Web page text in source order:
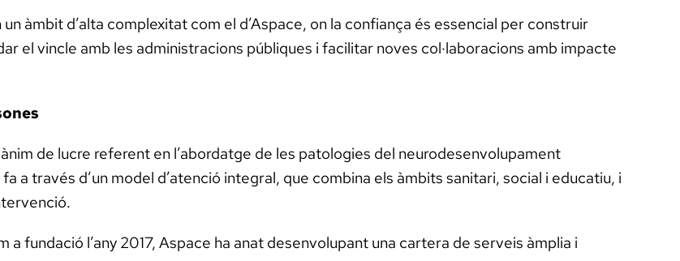
àmbit d’alta complexitat com el d’Aspace, on la confiança és essencial per construir
el vincle amb les administracions públiques i facilitar noves col·laboracions amb impacte
de lucre referent en l’abordatge de les patologies del neurodesenvolupament
a través d’un model d’atenció integral, que combina els àmbits sanitari, social i educatiu, i
a fundació l’any 2017, Aspace ha anat desenvolupant una cartera de serveis àmplia i